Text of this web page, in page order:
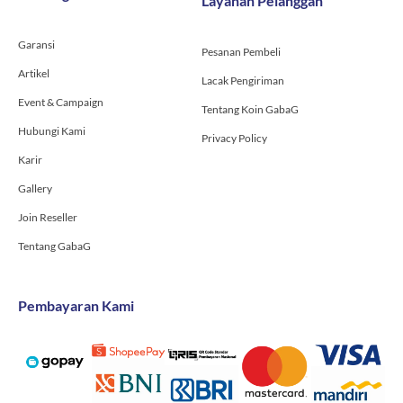
f
Garansi
Artikel
Event & Campaign
Hubungi Kami
Karir
Gallery
Join Reseller
Tentang GabaG
Pesanan Pembeli
Lacak Pengiriman
Tentang Koin GabaG
Privacy Policy
Pembayaran Kami